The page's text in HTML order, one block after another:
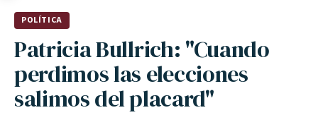
POLÍTICA
Patricia Bullrich: "Cuando
perdimos las elecciones
salimos del placard"